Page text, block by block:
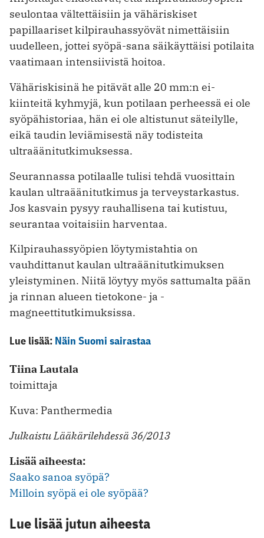
seulontaa vältettäisiin ja vähäriskiset
papillaariset kilpi­rauhassyövät nimettäisiin
uudelleen, jottei syöpä-sana säikäyttäisi potilaita
vaatimaan intensiivistä hoitoa.
Vähäriskisinä he pitävät alle 20 mm:n ei-
kiinteitä kyhmyjä, kun potilaan perheessä ei ole
syöpä­historiaa, hän ei ole altistunut ­säteilylle,
eikä taudin leviämisestä näy todisteita
ultraäänitutki­muksessa.
Seurannassa potilaalle tulisi tehdä vuosittain
kaulan ultraääni­tutkimus ja terveystarkastus.
Jos kasvain pysyy rauhallisena tai kutistuu,
seurantaa voitaisiin harventaa.
Kilpirauhassyöpien löytymistahtia on
vauhdittanut kaulan ultraääni­tutkimuksen
yleistyminen. Niitä löytyy myös sattumalta pään
ja rinnan alueen tietokone- ja ­
magneettitutkimuksissa.
Lue lisää: Näin Suomi sairastaa
Tiina Lautala
toimittaja
Kuva: Panthermedia
Julkaistu Lääkärilehdessä 36/2013
Lisää aiheesta:
Saako sanoa syöpä?
Milloin syöpä ei ole syöpää?
Lue lisää jutun aiheesta